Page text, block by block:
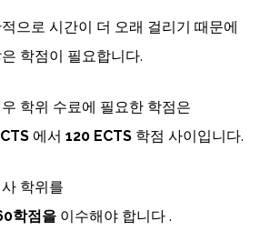
으로 시간이 더 오래 걸리기 때문에
학점이 필요합니다.
학위 수료에 필요한 학점은
에서120 ECTS 학점 사이입니다.
학위를
학점을 이수해야 합니다 .